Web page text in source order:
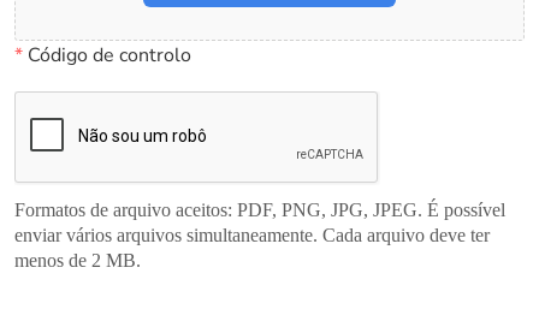
*Código de controlo
Formatos de arquivo aceitos: PDF, PNG, JPG, JPEG. É possível
enviar vários arquivos simultaneamente. Cada arquivo deve ter
menos de 2 MB.